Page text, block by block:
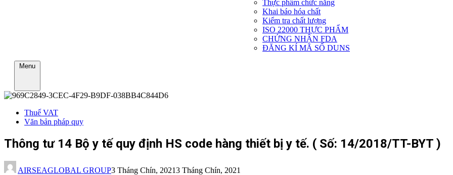
Thực phẩm chức năng
Khai báo hóa chất
Kiểm tra chất lượng
ISO 22000 THỰC PHẨM
CHỨNG NHẬN FDA
ĐĂNG KÍ MÃ SỐ DUNS
Menu
Thuế VAT
Văn bản pháp quy
Thông tư 14 Bộ y tế quy định HS code hàng thiết bị y tế. ( Số: 14/2018/TT-BYT )
AIRSEAGLOBAL GROUP3 Tháng Chín, 20213 Tháng Chín, 2021